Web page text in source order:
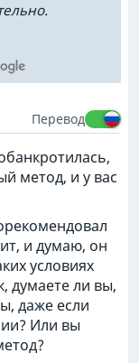
Перевод
метод, и у вас
и думаю, он
условиях
думаете ли вы,
даже если
Или вы